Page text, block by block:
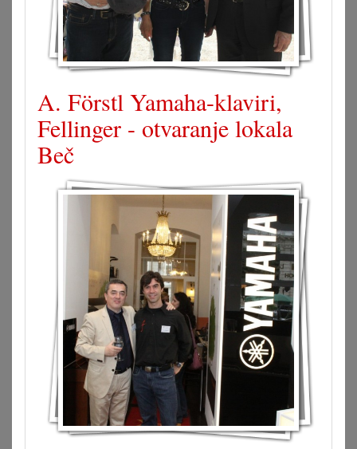
A. Förstl Yamaha-klaviri,
Fellinger - otvaranje lokala
Beč